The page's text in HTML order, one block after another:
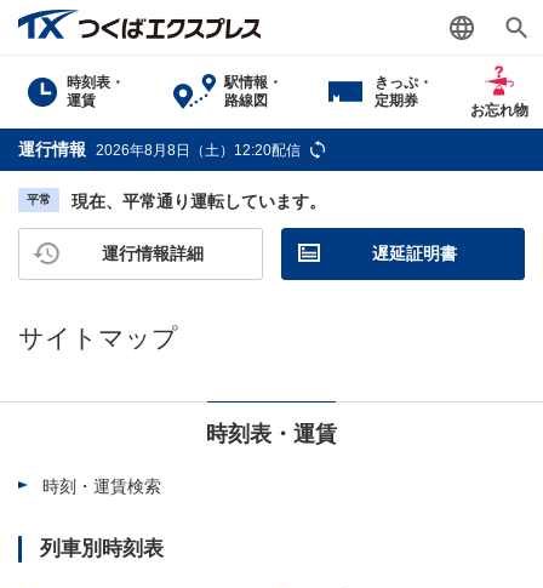
時刻表・
運賃
駅情報・
路線図
きっぷ・
定期券
お忘れ物
運行情報 2026年8月8日（土）12:20配信
平常 現在、平常通り運転しています。
運行情報詳細 遅延証明書
サイトマップ
時刻表・運賃
時刻・運賃検索
列車別時刻表